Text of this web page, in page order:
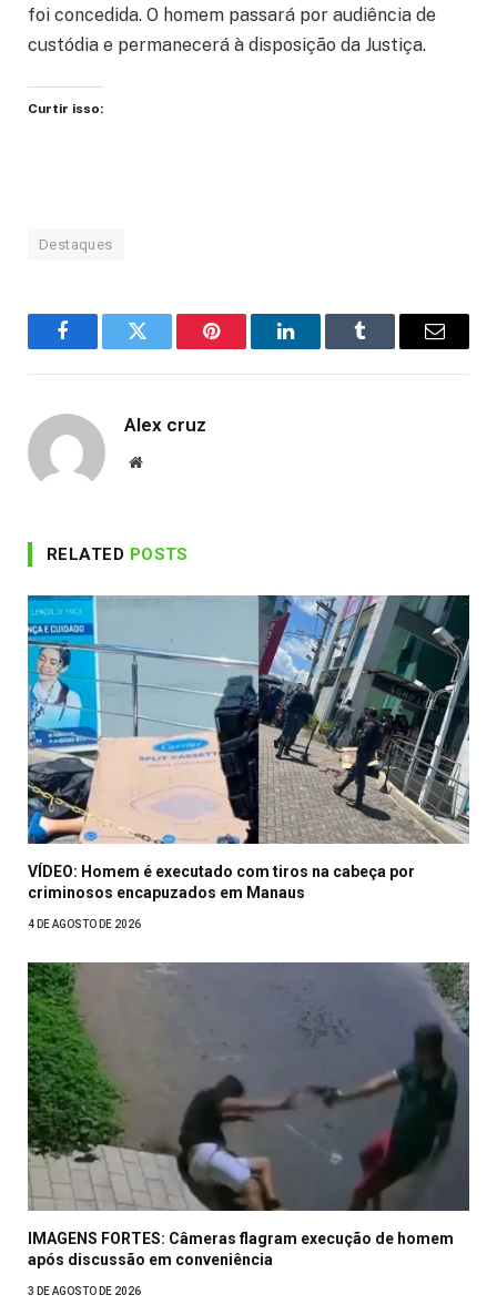
foi concedida. O homem passará por audiência de
custódia e permanecerá à disposição da Justiça.
Curtir isso:
Destaques
FacebookTwitter Pinterest LinkedInTumblr Email
Alex cruz
Website
RELATED POSTS
VÍDEO: Homem é executado com tiros na cabeça por
criminosos encapuzados em Manaus
4 DE AGOSTO DE 2026
IMAGENS FORTES: Câmeras flagram execução de homem
após discussão em conveniência
3 DE AGOSTO DE 2026